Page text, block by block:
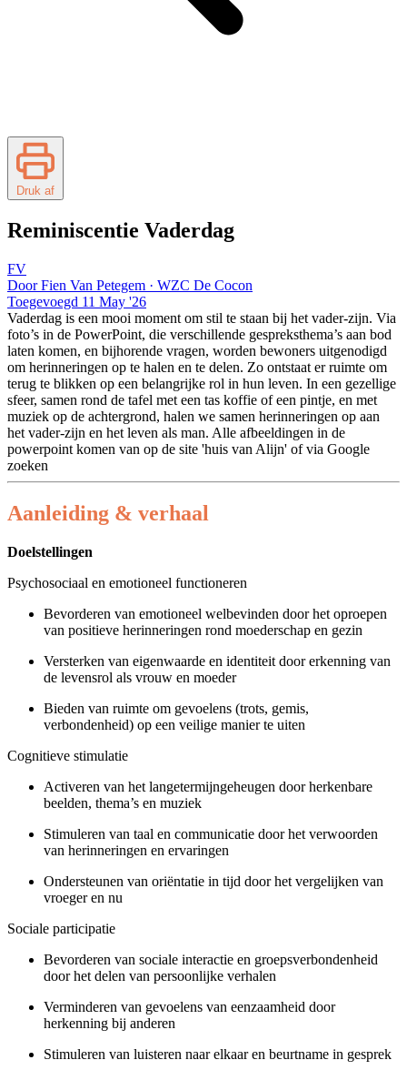
Druk af
Reminiscentie Vaderdag
FV
Door Fien Van Petegem · WZC De Cocon
Toegevoegd 11 May '26
Vaderdag is een mooi moment om stil te staan bij het vader-zijn. Via
foto’s in de PowerPoint, die verschillende gespreksthema’s aan bod
laten komen, en bijhorende vragen, worden bewoners uitgenodigd
om herinneringen op te halen en te delen. Zo ontstaat er ruimte om
terug te blikken op een belangrijke rol in hun leven. In een gezellige
sfeer, samen rond de tafel met een tas koffie of een pintje, en met
muziek op de achtergrond, halen we samen herinneringen op aan
het vader-zijn en het leven als man. Alle afbeeldingen in de
powerpoint komen van op de site 'huis van Alijn' of via Google
zoeken
Aanleiding & verhaal
Doelstellingen
Psychosociaal en emotioneel functioneren
Bevorderen van emotioneel welbevinden door het oproepen
van positieve herinneringen rond moederschap en gezin
Versterken van eigenwaarde en identiteit door erkenning van
de levensrol als vrouw en moeder
Bieden van ruimte om gevoelens (trots, gemis,
verbondenheid) op een veilige manier te uiten
Cognitieve stimulatie
Activeren van het langetermijngeheugen door herkenbare
beelden, thema’s en muziek
Stimuleren van taal en communicatie door het verwoorden
van herinneringen en ervaringen
Ondersteunen van oriëntatie in tijd door het vergelijken van
vroeger en nu
Sociale participatie
Bevorderen van sociale interactie en groepsverbondenheid
door het delen van persoonlijke verhalen
Verminderen van gevoelens van eenzaamheid door
herkenning bij anderen
Stimuleren van luisteren naar elkaar en beurtname in gesprek